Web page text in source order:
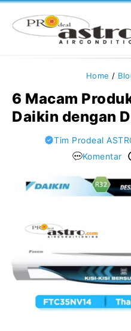
Home /
6 Macam
Daikin dengan
Tim Prodeal
Komentar